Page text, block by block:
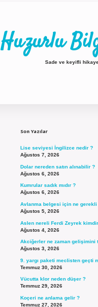
Huzurlu
Sade ve keyifli
Son Yazılar
Lise seviyesi İngilizce nedir ?
Ağustos 7, 2026
Dolar nereden satın alınabilir ?
Ağustos 6, 2026
Kumrular sadık mıdır ?
Ağustos 6, 2026
Avlanma belgesi için ne gerekli
Ağustos 5, 2026
Aslen nereli Ferdi Zeyrek
Ağustos 4, 2026
Akciğerler ne zaman gelişimini
Ağustos 3, 2026
9. yargı paketi meclisten geçti
Temmuz 30, 2026
Vücutta klor neden düşer ?
Temmuz 29, 2026
Koçeri ne anlama gelir ?
Temmuz 27, 2026